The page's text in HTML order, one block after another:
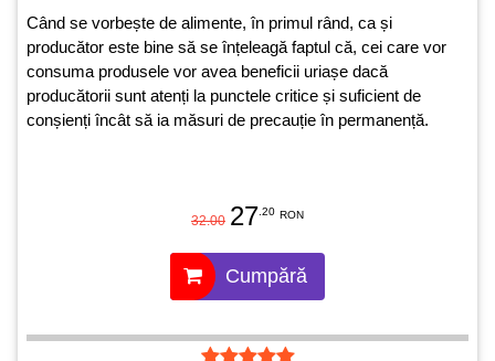
Când se vorbește de alimente, în primul rând, ca și
producător este bine să se înțeleagă faptul că, cei care vor
consuma produsele vor avea beneficii uriașe dacă
producătorii sunt atenți la punctele critice și suficient de
conșienți încât să ia măsuri de precauție în permanență.
32.00 27 .20 RON
Cumpără